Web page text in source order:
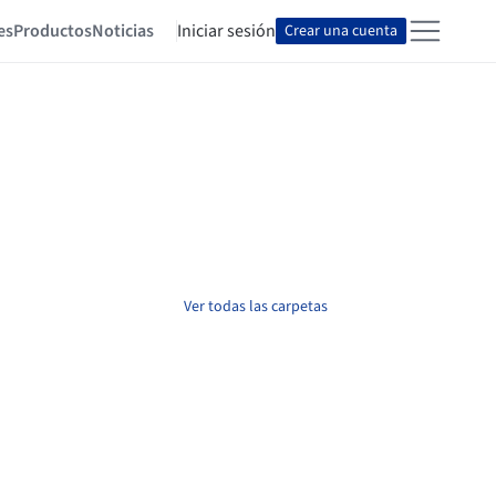
ProductosNoticias Iniciar sesión Crear una cuenta
Ver todas las carpetas